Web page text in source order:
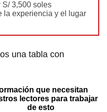
S/ 3,500 soles
la experiencia y el lugar
una tabla con
que necesitan
lectores para trabajar
de esto